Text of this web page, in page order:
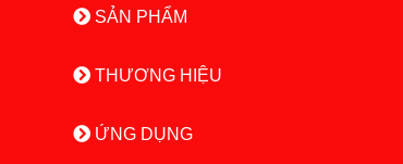
SẢN PHẨM
THƯƠNG HIỆU
ỨNG DỤNG